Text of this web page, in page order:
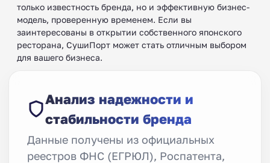
только известность бренда, но и эффективную бизнес-
модель, проверенную временем. Если вы
заинтересованы в открытии собственного японского
ресторана, СушиПорт может стать отличным выбором
для вашего бизнеса.
Анализ надежности и
стабильности бренда
Данные получены из официальных
реестров ФНС (ЕГРЮЛ), Роспатента,